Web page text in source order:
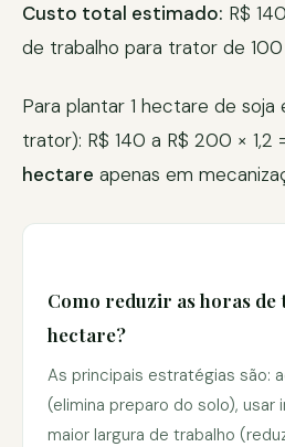
Custo total estimado: R$
de trabalho para trator de
Para plantar 1 hectare de soja
trator): R$ 140 a R$ 200 × 1,2
hectare apenas em
Como reduzir as horas
hectare?
As principais estratégias são:
(elimina preparo do solo), usar
maior largura de trabalho